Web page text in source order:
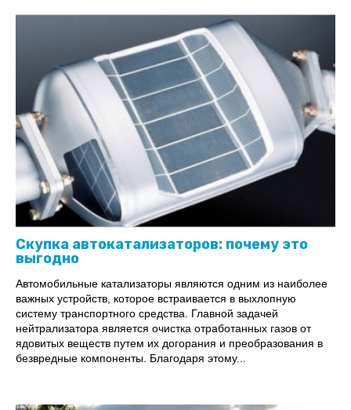
Скупка автокатализаторов: почему это
выгодно
Автомобильные катализаторы являются одним из наиболее
важных устройств, которое встраивается в выхлопную
систему транспортного средства. Главной задачей
нейтрализатора является очистка отработанных газов от
ядовитых веществ путем их догорания и преобразования в
безвредные компоненты. Благодаря этому...